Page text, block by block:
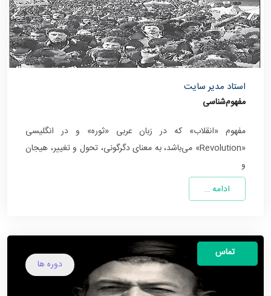
استاد مدیر سایت
مفهوم‌شناسی
مفهوم «انقلاب» که در زبان عربی «ثوره» و در انگلیسی
«Revolution» می‌باشد، به معنای دگرگونی، تحول و تغییر، هیجان
و
ادامه …
دوره ها
تماس